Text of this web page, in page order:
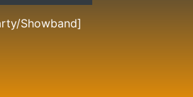
Showband]